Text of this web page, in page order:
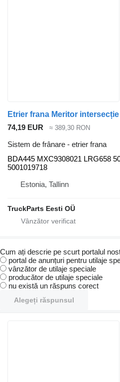
74,19 EUR ≈ 389,30 RON
Sistem de frânare - etrier frana
BDA445 MXC9308021 LRG658
5001019718
Estonia, Tallinn
TruckParts Eesti OÜ
Cum ați descrie pe scurt portalul
portal de anunțuri pentru utilaje
vânzător de utilaje speciale
producător de utilaje speciale
nu există un răspuns corect
Alegeți răspunsul